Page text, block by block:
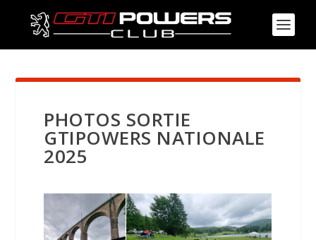
PHOTOS SORTIE
GTIPOWERS NATIONALE
2025